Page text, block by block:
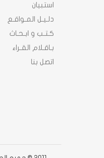
استبيان
دلـيـل المـواقـع
كـتـب و ابـحـاث
بـاقـلام القـراء
اتصل بنا